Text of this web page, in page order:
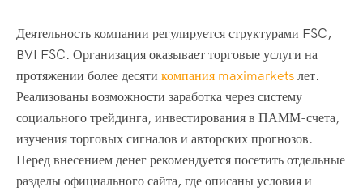
Деятельность компании регулируется структурами FSC,
BVI FSC. Организация оказывает торговые услуги на
протяжении более десяти компания maximarketsлет.
Реализованы возможности заработка через систему
социального трейдинга, инвестирования в ПАММ-счета,
изучения торговых сигналов и авторских прогнозов.
Перед внесением денег рекомендуется посетить отдельные
разделы официального сайта, где описаны условия и